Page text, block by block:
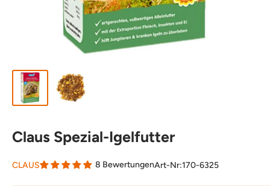
Claus Spezial-Igelfutter
CLAUS 8 BewertungenArt-Nr:170-6325